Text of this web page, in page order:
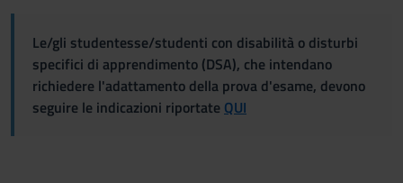
Le/gli studentesse/studenti con disabilità o disturbi
specifici di apprendimento (DSA), che intendano
richiedere l'adattamento della prova d'esame, devono
seguire le indicazioni riportate QUI